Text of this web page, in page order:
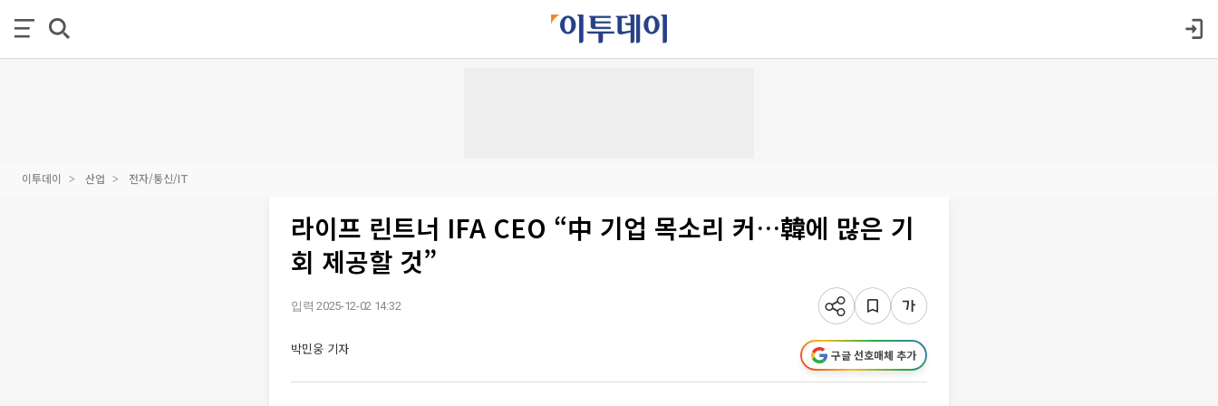
이투데이 산업 전자/통신/IT
라이프 린트너 IFA CEO “中 기업 목소리 커…韓에 많은 기
회 제공할 것”
입력 2025-12-02 14:32
박민웅 기자 구글 선호매체 추가